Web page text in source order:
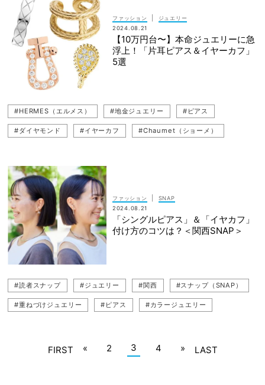
#パールネックレス #プレゼント #アクセサリー
#マタニティワンピースコーデ #ギフト（プレゼント）
#一生ものジュエリー #スナップ（SNAP） #フープピアス
#ユニクロコーデ #ピアス
#マタニティ
#イヤーカフ #ANTEPRIMA（アンテプリマ）
#Van Cleef ＆ Arpels（ヴァン クリーフ＆アーペル） #DIOR（ディオール）
ファッション
ジュエリー
2024.08.21
【10万円台〜】本命ジュエリーに急
浮上！「片耳ピアス＆イヤーカフ」
5選
#HERMES（エルメス） #地金ジュエリー #ピアス
#ダイヤモンド #イヤーカフ #Chaumet（ショーメ）
#FRED（フレッド） #一生ものジュエリー
ファッション
SNAP
2024.08.21
「シングルピアス」＆「イヤカフ」
付け方のコツは？＜関西SNAP＞
#読者スナップ #ジュエリー #関西 #スナップ（SNAP）
#重ねづけジュエリー #ピアス #カラージュエリー
#重ね付けジュエリー
FIRST « 2 3 4 » LAST